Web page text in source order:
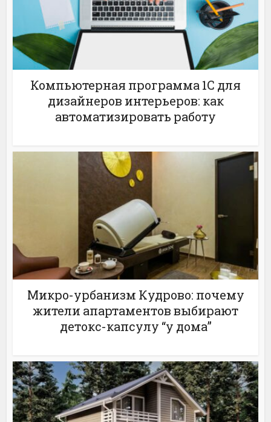
Компьютерная программа 1С для
дизайнеров интерьеров: как
автоматизировать работу
Микро-урбанизм Кудрово: почему
жители апартаментов выбирают
детокс-капсулу “у дома”